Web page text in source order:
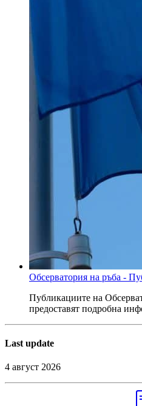
Обсерватория на ръба -
Публикациите на
предоставят подробна
Last update
4 август 2026